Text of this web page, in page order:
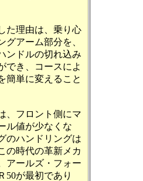
た理由は、乗り心
グアーム部分を、
ンドルの切れ込み
でき、コースによ
簡単に変えること
、フロント側にマ
ル値が少なくな
のハンドリングは
の時代の革新メカ
アールズ・フォー
50が最初であり